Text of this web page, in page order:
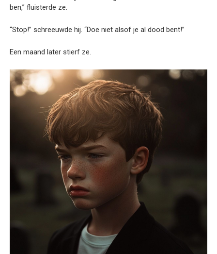
ben,” fluisterde ze.
“Stop!” schreeuwde hij. “Doe niet alsof je al dood bent!”
Een maand later stierf ze.